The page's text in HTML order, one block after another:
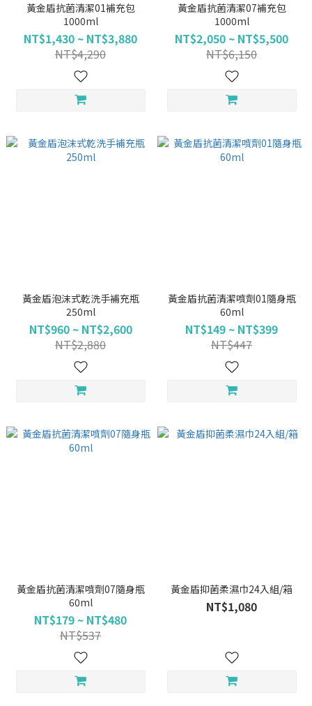
黃金盾抗菌清潔01補充包
1000ml
NT$1,430 ~ NT$3,880
NT$4,290
黃金盾抗菌清潔07補充包
1000ml
NT$2,050 ~ NT$5,500
NT$6,150
黃金盾泡沫式乾洗手補充瓶
250ml
NT$960 ~ NT$2,600
NT$2,880
黃金盾抗菌清潔噴劑01隨身瓶
60ml
NT$149 ~ NT$399
NT$447
黃金盾抗菌清潔噴劑07隨身瓶
60ml
NT$179 ~ NT$480
NT$537
黃金盾抑菌柔濕巾24入組/箱
NT$1,080